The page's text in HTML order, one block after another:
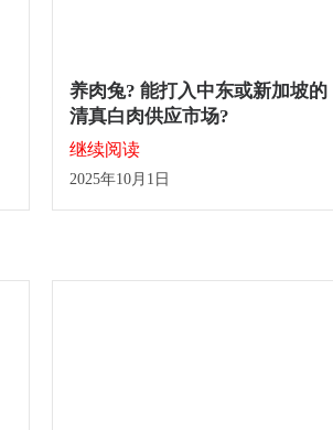
养肉兔? 能打入中东或新加坡的
清真白肉供应市场?
继续阅读
2025年10月1日